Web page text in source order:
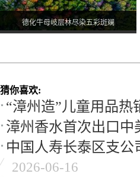
德化牛母岐层林尽染五彩斑斓
猜你喜欢:
“漳州造”儿童用品热
漳州香水首次出口中
中国人寿长泰区支
2026-06-16